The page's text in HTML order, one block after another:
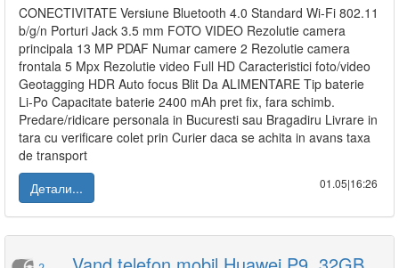
CONECTIVITATE Versiune Bluetooth 4.0 Standard Wi-Fi 802.11
b/g/n Porturi Jack 3.5 mm FOTO VIDEO Rezolutie camera
principala 13 MP PDAF Numar camere 2 Rezolutie camera
frontala 5 Mpx Rezolutie video Full HD Caracteristici foto/video
Geotagging HDR Auto focus Blit Da ALIMENTARE Tip baterie
Li-Po Capacitate baterie 2400 mAh pret fix, fara schimb.
Predare/ridicare personala in Bucuresti sau Bragadiru Livrare in
tara cu verificare colet prin Curier daca se achita in avans taxa
de transport
Детали...
01.05|16:26